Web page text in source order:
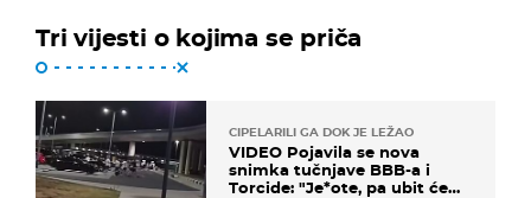
Tri vijesti o kojima se priča
CIPELARILI GA DOK JE LEŽAO
VIDEO Pojavila se nova
snimka tučnjave BBB-a i
Torcide: "Je*ote, pa ubit će